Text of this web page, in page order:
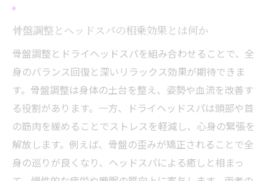
消
骨盤調整とヘッドスパで肩こりを緩和する
方法
ドライヘッドスパ専門店の施術内容と効果
紹介
佐伯区のヘッドスパが選ばれる理由を解説
骨盤調整とヘッドスパによる眼精疲労ケア
体験
骨盤調整とヘッドスパの相乗効果とは何か
骨盤調整とドライヘッドスパを組み合わせることで、全
身のバランス回復と深いリラックス効果が期待できま
す。骨盤調整は身体の土台を整え、姿勢や血流を改善す
る役割があります。一方、ドライヘッドスパは頭部や首
の筋肉を緩めることでストレスを軽減し、心身の緊張を
解放します。例えば、骨盤の歪みが矯正されることで全
身の巡りが良くなり、ヘッドスパによる癒しと相まっ